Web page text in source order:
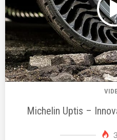
Michelin Uptis –